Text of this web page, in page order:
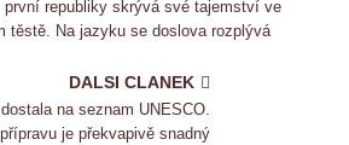
první republiky skrývá své tajemství ve
těstě. Na jazyku se doslova rozplývá
DALSI CLANEK
na seznam UNESCO.
je překvapivě snadný